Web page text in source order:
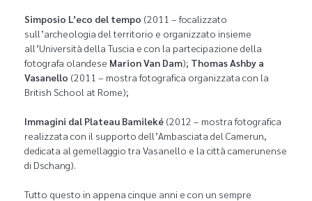
Simposio L’eco del tempo (2011 – focalizzato
sull’archeologia del territorio e organizzato insieme
all’Università della Tuscia e con la partecipazione della
fotografa olandese Marion Van Dam); Thomas Ashby a
Vasanello (2011 – mostra fotografica organizzata con la
British School at Rome);
Immagini dal Plateau Bamileké (2012 – mostra fotografica
realizzata con il supporto dell’Ambasciata del Camerun,
dedicata al gemellaggio tra Vasanello e la città camerunense
di Dschang).
Tutto questo in appena cinque anni e con un sempre